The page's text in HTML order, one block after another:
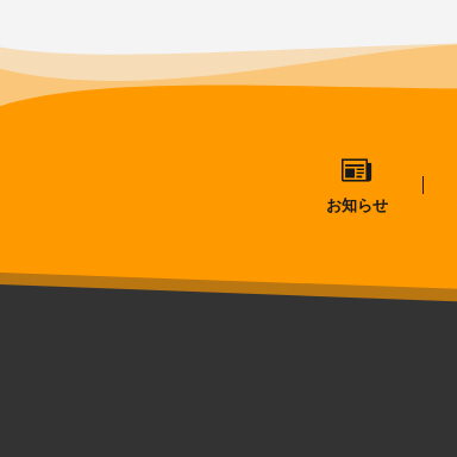
お知らせ